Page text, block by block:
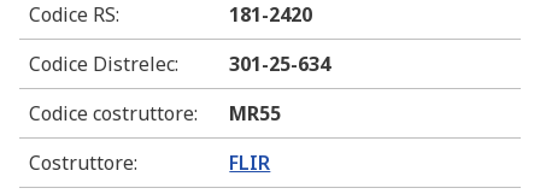
Codice RS:
181-2420
Codice Distrelec:
301-25-634
Codice costruttore:
MR55
Costruttore: FLIR